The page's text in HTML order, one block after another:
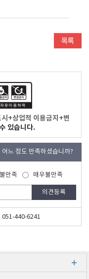
+상업적 이용금지+변
있습니다.
느 정도 만족하셨습니까?
불만족 매우불만족
051-440-6241